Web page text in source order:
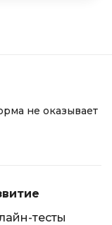
не оказывает
тесты